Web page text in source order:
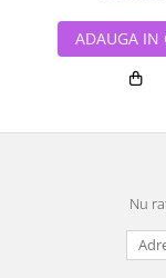
ADAUGA IN
Nu